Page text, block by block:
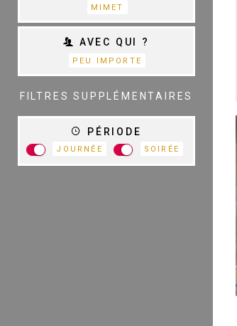
MIMET
AVEC QUI ?
PEU IMPORTE
FILTRES SUPPLÉMENTAIRES
PÉRIODE
JOURNÉE SOIRÉE
TOUTES LES